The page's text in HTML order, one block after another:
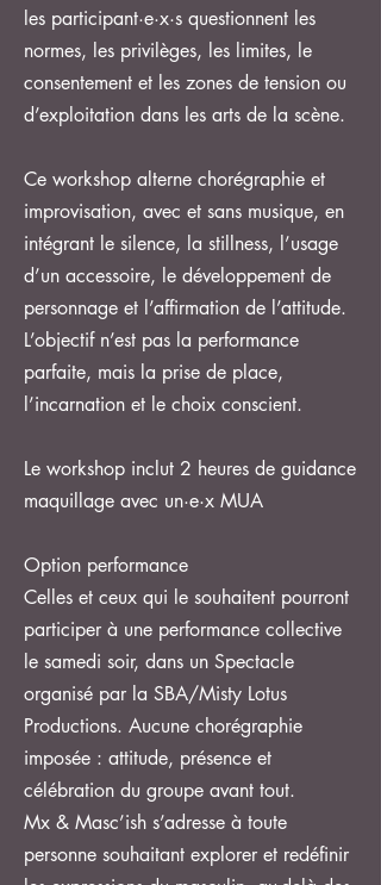
les participant·e·x·s questionnent les
normes, les privilèges, les limites, le
consentement et les zones de tension ou
d’exploitation dans les arts de la scène.
Ce workshop alterne chorégraphie et
improvisation, avec et sans musique, en
intégrant le silence, la stillness, l’usage
d’un accessoire, le développement de
personnage et l’affirmation de l’attitude.
L’objectif n’est pas la performance
parfaite, mais la prise de place,
l’incarnation et le choix conscient.
Le workshop inclut 2 heures de guidance
maquillage avec un·e·x MUA
Option performance
Celles et ceux qui le souhaitent pourront
participer à une performance collective
le samedi soir, dans un Spectacle
organisé par la SBA/Misty Lotus
Productions. Aucune chorégraphie
imposée : attitude, présence et
célébration du groupe avant tout.
Mx & Masc’ish s’adresse à toute
personne souhaitant explorer et redéfinir